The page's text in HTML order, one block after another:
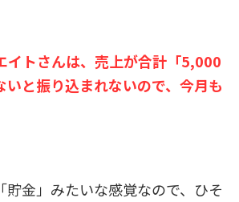
トさんは、売上が合計「5,000
いと振り込まれないので、今月も
貯金」みたいな感覚なので、ひそ